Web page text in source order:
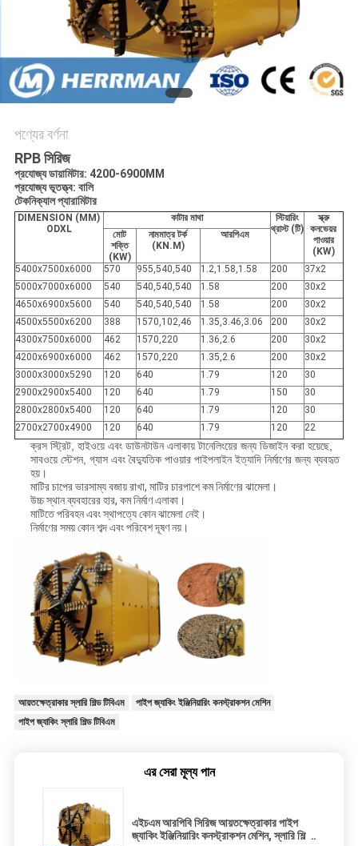
পণ্যের বর্ণনা
RPB সিরিজ
প্রযোজ্য ডায়ামিটার: 4200-6900MM
প্রযোজ্য ভূতত্ত্ব: বালি
টেকনিক্যাল প্যারামিটার
DIMENSION (MM)
ODXL
কাটার মাথা
স্টিয়ারিং
থ্রাস্ট (টি)
স্ক্রু
কনভেয়র
পাওয়ার
(KW)
মোট
শক্তি
(KW)
নামমাত্র টর্ক
(KN.M)
আরপিএম
5400x7500x6000 570 955,540,540 1.2,1.58,1.58 200
37x2
5000x7000x6000
540 540,540,540 1.58 200
30x2
4650x6900x5600
540 540,540,540 1.58 200
30x2
4500x5500x6200
388 1570,102,46 1.35,3.46,3.06 200
30x2
4300x7500x6000
462 1570,220 1.36,2.6 200
30x2
4200x6900x6000
462 1570,220 1.35,2.6 200
30x2
3000x3000x5290
120 640 1.79 120
30
2900x2900x5400
120 640 1.79 150
30
2800x2800x5400
120 640 1.79 120
30
2700x2700x4900
120 640 1.79 120 22
ক্রস স্ট্রিট, হাইওয়ে এবং ডাউনটাউন এলাকায় টানেলিংয়ের জন্য ডিজাইন করা হয়েছে,
সাবওয়ে স্টেশন, গ্যাস এবং বৈদ্যুতিক পাওয়ার পাইপলাইন ইত্যাদি নির্মাণের জন্য ব্যবহৃত
হয়।
মাটির চাপের ভারসাম্য বজায় রাখা, মাটির চারপাশে কম নির্মাণের ঝামেলা।
উচ্চ স্থান ব্যবহারের হার, কম নির্মাণ এলাকা।
মাটিতে পরিবহন এবং স্থাপত্যে কোন ঝামেলা নেই।
নির্মাণের সময় কোন শব্দ এবং পরিবেশ দূষণ নয়।
আয়তক্ষেত্রাকার স্লারি শিল্ড টিবিএম
পাইপ জ্যাকিং ইঞ্জিনিয়ারিং কনস্ট্রাকশন মেশিন
পাইপ জ্যাকিং স্লারি শিল্ড টিবিএম
এর সেরা মূল্য পান
এইচএম আরপিবি সিরিজ আয়তক্ষেত্রাকার পাইপ
জ্যাকিং ইঞ্জিনিয়ারিং কনস্ট্রাকশন মেশিন, স্লারি শিল্ড